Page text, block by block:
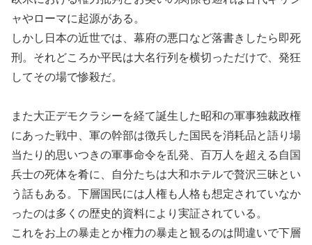
ャやローマに起源がある。
しかし日本の近世では、幕府の悪口など落書きしたら即死
刑。それどころか平民は大名行列を横切っただけで、発狂
してその場で惨殺だ。
また大正デモクラシーを経て誕生した昭和の軍事独裁政権
にあった戦中、軍の幹部は徴兵した国民を消耗品と語り場
当たり的思いつきの軍事命令を乱発、百万人を超える自国
兵士の死体を肴に、自分たちは大和ホテルで贅沢三昧とい
う話もある。下層国民には人権も人格も想定されていなか
ったのは多くの歴史的資料により実証されている。
これをお上の暴走とか権力の暴走と観るのは間違いで下層